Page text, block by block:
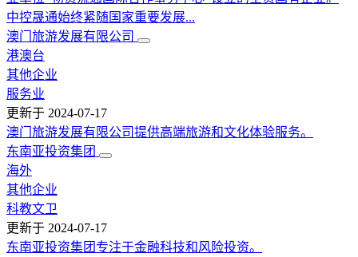
中控晟通始终紧随国家重要发展...
澳门旅游发展有限公司
港澳台
其他企业
服务业
更新于 2024-07-17
澳门旅游发展有限公司提供高端旅游和文化体验服务。
东南亚投资集团
海外
其他企业
科教文卫
更新于 2024-07-17
东南亚投资集团专注于金融科技和风险投资。